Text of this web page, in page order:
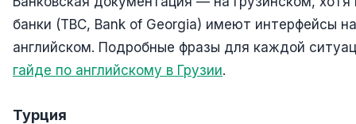
банки (TBC, Bank of Georgia) имеют интерфейсы на
английском. Подробные фразы для каждой
гайде по английскому в Грузии.
Турция